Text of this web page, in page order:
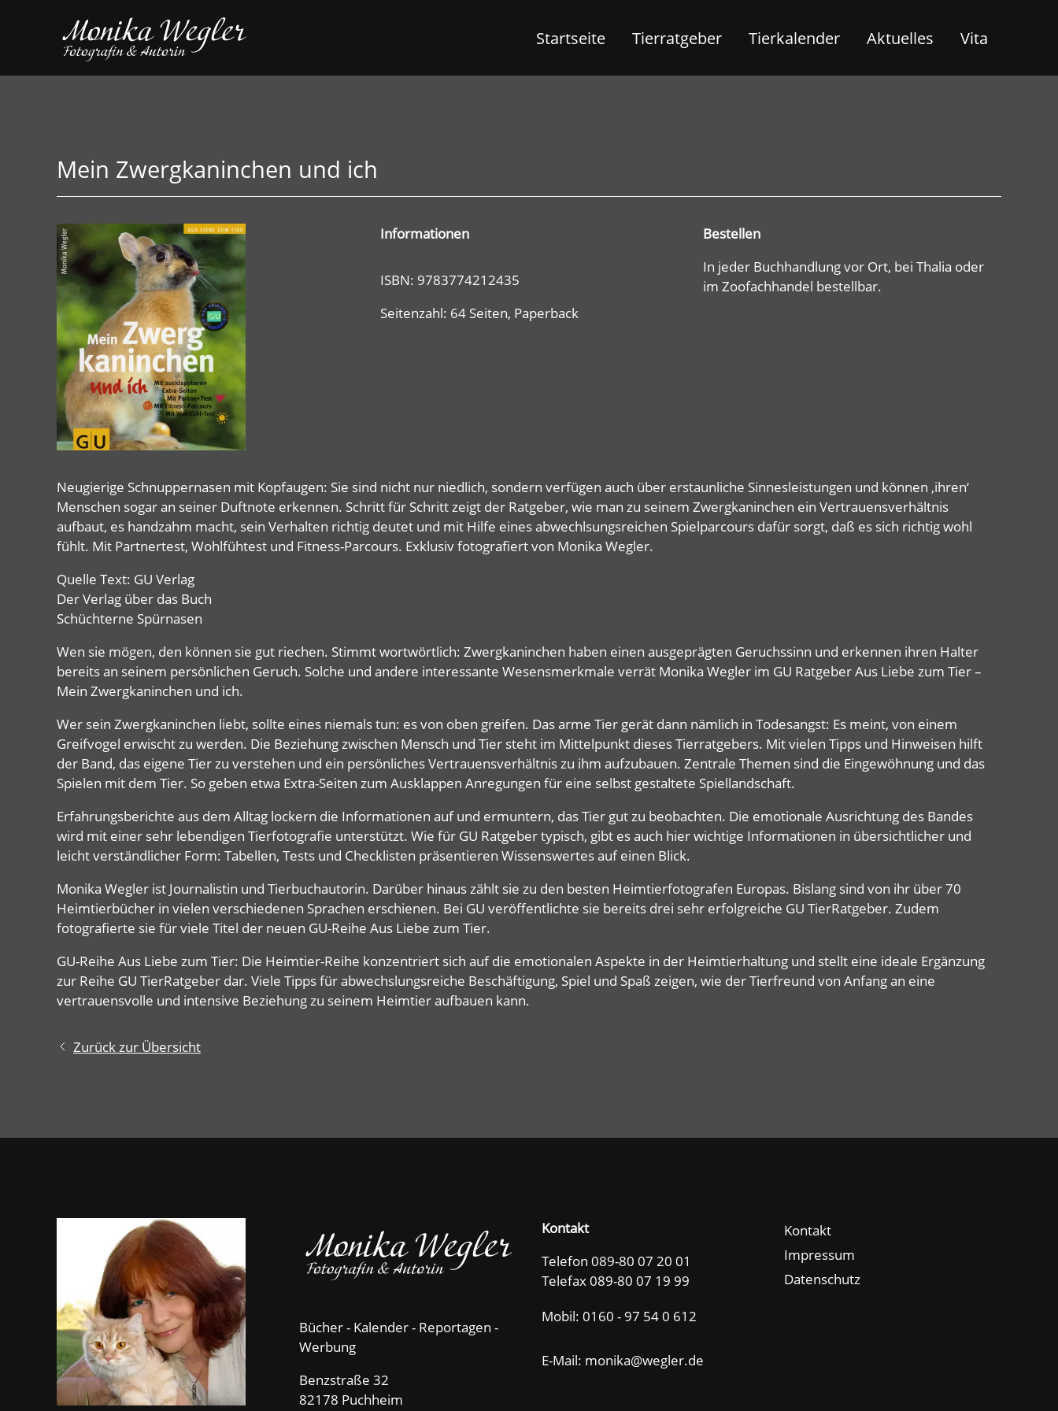
Startseite Tierratgeber Tierkalender Aktuelles Vita
Mein Zwergkaninchen und ich
Informationen
ISBN: 9783774212435
Seitenzahl: 64 Seiten, Paperback
Bestellen
In jeder Buchhandlung vor Ort, bei Thalia oder
im Zoofachhandel bestellbar.
Neugierige Schnuppernasen mit Kopfaugen: Sie sind nicht nur niedlich, sondern verfügen auch über erstaunliche Sinnesleistungen und können ‚ihren‘
Menschen sogar an seiner Duftnote erkennen. Schritt für Schritt zeigt der Ratgeber, wie man zu seinem Zwergkaninchen ein Vertrauensverhältnis
aufbaut, es handzahm macht, sein Verhalten richtig deutet und mit Hilfe eines abwechlsungsreichen Spielparcours dafür sorgt, daß es sich richtig wohl
fühlt. Mit Partnertest, Wohlfühtest und Fitness-Parcours. Exklusiv fotografiert von Monika Wegler.
Quelle Text: GU Verlag
Der Verlag über das Buch
Schüchterne Spürnasen
Wen sie mögen, den können sie gut riechen. Stimmt wortwörtlich: Zwergkaninchen haben einen ausgeprägten Geruchssinn und erkennen ihren Halter
bereits an seinem persönlichen Geruch. Solche und andere interessante Wesensmerkmale verrät Monika Wegler im GU Ratgeber Aus Liebe zum Tier –
Mein Zwergkaninchen und ich.
Wer sein Zwergkaninchen liebt, sollte eines niemals tun: es von oben greifen. Das arme Tier gerät dann nämlich in Todesangst: Es meint, von einem
Greifvogel erwischt zu werden. Die Beziehung zwischen Mensch und Tier steht im Mittelpunkt dieses Tierratgebers. Mit vielen Tipps und Hinweisen hilft
der Band, das eigene Tier zu verstehen und ein persönliches Vertrauensverhältnis zu ihm aufzubauen. Zentrale Themen sind die Eingewöhnung und das
Spielen mit dem Tier. So geben etwa Extra-Seiten zum Ausklappen Anregungen für eine selbst gestaltete Spiellandschaft.
Erfahrungsberichte aus dem Alltag lockern die Informationen auf und ermuntern, das Tier gut zu beobachten. Die emotionale Ausrichtung des Bandes
wird mit einer sehr lebendigen Tierfotografie unterstützt. Wie für GU Ratgeber typisch, gibt es auch hier wichtige Informationen in übersichtlicher und
leicht verständlicher Form: Tabellen, Tests und Checklisten präsentieren Wissenswertes auf einen Blick.
Monika Wegler ist Journalistin und Tierbuchautorin. Darüber hinaus zählt sie zu den besten Heimtierfotografen Europas. Bislang sind von ihr über 70
Heimtierbücher in vielen verschiedenen Sprachen erschienen. Bei GU veröffentlichte sie bereits drei sehr erfolgreiche GU TierRatgeber. Zudem
fotografierte sie für viele Titel der neuen GU-Reihe Aus Liebe zum Tier.
GU-Reihe Aus Liebe zum Tier: Die Heimtier-Reihe konzentriert sich auf die emotionalen Aspekte in der Heimtierhaltung und stellt eine ideale Ergänzung
zur Reihe GU TierRatgeber dar. Viele Tipps für abwechslungsreiche Beschäftigung, Spiel und Spaß zeigen, wie der Tierfreund von Anfang an eine
vertrauensvolle und intensive Beziehung zu seinem Heimtier aufbauen kann.
Zurück zur Übersicht
Bücher - Kalender - Reportagen -
Werbung
Benzstraße 32
82178 Puchheim
Kontakt
Telefon 089-80 07 20 01
Telefax 089-80 07 19 99
Mobil: 0160 - 97 54 0 612
E-Mail: m n k w gl r d
Kontakt
Impressum
Datenschutz